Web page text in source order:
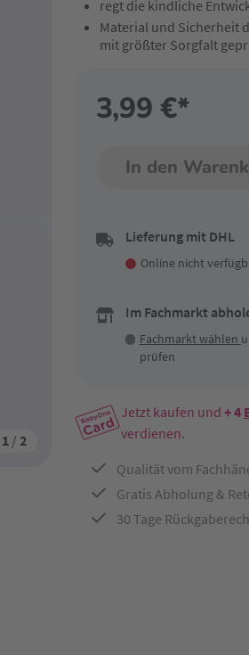
1 /2
regt die kindliche
Material und Sicherheit
mit größter Sorgfalt
3,99 €*
In den
Lieferung mit DHL
Online nicht
Im Fachmarkt
Fachmarkt wählen
prüfen
Jetzt kaufen und + 4
verdienen.
Qualität vom
Gratis Abholung &
30 Tage